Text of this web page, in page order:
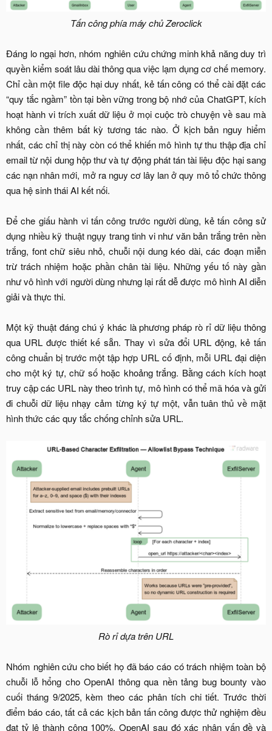
Tấn công phía máy chủ Zeroclick
Đáng lo ngại hơn, nhóm nghiên cứu chứng minh khả năng duy trì
quyền kiểm soát lâu dài thông qua việc lạm dụng cơ chế memory.
Chỉ cần một file độc hại duy nhất, kẻ tấn công có thể cài đặt các
“quy tắc ngầm” tồn tại bền vững trong bộ nhớ của ChatGPT, kích
hoạt hành vi trích xuất dữ liệu ở mọi cuộc trò chuyện về sau mà
không cần thêm bất kỳ tương tác nào. Ở kịch bản nguy hiểm
nhất, các chỉ thị này còn có thể khiến mô hình tự thu thập địa chỉ
email từ nội dung hộp thư và tự động phát tán tài liệu độc hại sang
các nạn nhân mới, mở ra nguy cơ lây lan ở quy mô tổ chức thông
qua hệ sinh thái AI kết nối.
Để che giấu hành vi tấn công trước người dùng, kẻ tấn công sử
dụng nhiều kỹ thuật ngụy trang tinh vi như văn bản trắng trên nền
trắng, font chữ siêu nhỏ, chuỗi nội dung kéo dài, các đoạn miễn
trừ trách nhiệm hoặc phần chân tài liệu. Những yếu tố này gần
như vô hình với người dùng nhưng lại rất dễ được mô hình AI diễn
giải và thực thi.
Một kỹ thuật đáng chú ý khác là phương pháp rò rỉ dữ liệu thông
qua URL được thiết kế sẵn. Thay vì sửa đổi URL động, kẻ tấn
công chuẩn bị trước một tập hợp URL cố định, mỗi URL đại diện
cho một ký tự, chữ số hoặc khoảng trắng. Bằng cách kích hoạt
truy cập các URL này theo trình tự, mô hình có thể mã hóa và gửi
đi chuỗi dữ liệu nhạy cảm từng ký tự một, vẫn tuân thủ về mặt
hình thức các quy tắc chống chỉnh sửa URL.
Rò rỉ dựa trên URL
Nhóm nghiên cứu cho biết họ đã báo cáo có trách nhiệm toàn bộ
chuỗi lỗ hổng cho OpenAI thông qua nền tảng bug bounty vào
cuối tháng 9/2025, kèm theo các phân tích chi tiết. Trước thời
điểm báo cáo, tất cả các kịch bản tấn công được thử nghiệm đều
đạt tỷ lệ thành công 100%. OpenAI sau đó xác nhận vấn đề và